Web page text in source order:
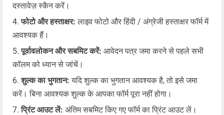
दस्तावेज़ स्कैन करें।
फोटो और हस्ताक्षर: लाइव फोटो और हिंदी / अंग्रेजी हस्ताक्षर फॉर्म में
आवश्यक हैं।
पूर्वावलोकन और सबमिट करें: आवेदन पत्र जमा करने से पहले सभी
कॉलम को ध्यान से जांचें।
शुल्क का भुगतान: यदि शुल्क का भुगतान आवश्यक है, तो इसे जमा
करें। बिना आवश्यक शुल्क के आपका फॉर्म पूरा नहीं होगा।
प्रिंट आउट लें: अंतिम सबमिट किए गए फॉर्म का प्रिंट आउट लें।